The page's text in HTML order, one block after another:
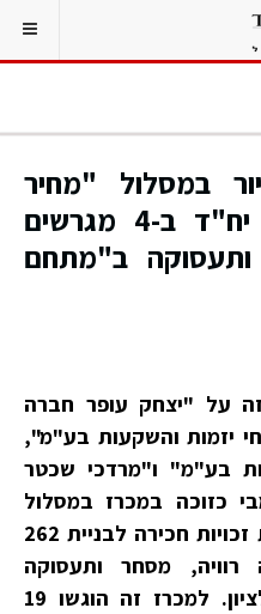
במסלול "מחיר
מטרה" לבניית 262 יח"ד ב-4 מגרשים
ותעסוקה ב"מתחם
על "יצחק עופר חברה
יזמות והשקעות בע"מ",
בע"מ" ו"מרדכי שכטר
כזוכה במכרז במסלול
"דיור במחיר מטרה" לרכישת זכויות חכירה לבניית 262
רוויה, מסחר ותעסוקה
ב"מתחם האלף ", ראשון לציון. למכרז זה הוגשו 19